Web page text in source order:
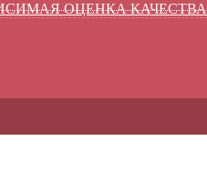
ОЦЕНКА КАЧЕСТВА